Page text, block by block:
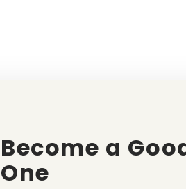
Become a
One